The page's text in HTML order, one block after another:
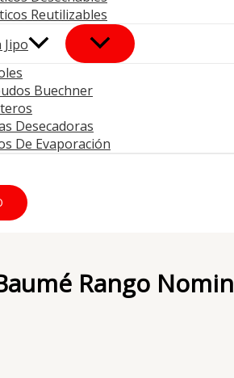
Reutilizables
Jipo
Buechner
Desecadoras
De Evaporación
Rango